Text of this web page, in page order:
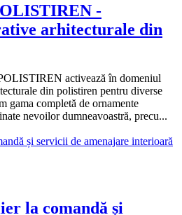
-
arhitecturale din
activează în domeniul
din polistiren pentru diverse
gama completă de ornamente
nevoilor dumneavoastră, precu...
la comandă și